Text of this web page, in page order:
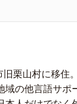
栗山村に移住
の他言語サ